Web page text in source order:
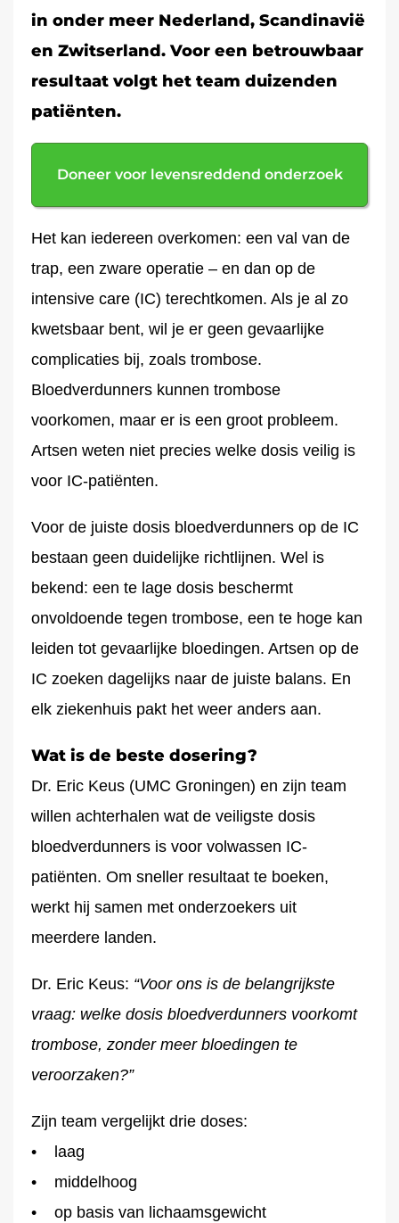
in onder meer Nederland, Scandinavië
en Zwitserland. Voor een betrouwbaar
resultaat volgt het team duizenden
patiënten.
Doneer voor levensreddend onderzoek
Het kan iedereen overkomen: een val van de
trap, een zware operatie – en dan op de
intensive care (IC) terechtkomen. Als je al zo
kwetsbaar bent, wil je er geen gevaarlijke
complicaties bij, zoals trombose.
Bloedverdunners kunnen trombose
voorkomen, maar er is een groot probleem.
Artsen weten niet precies welke dosis veilig is
voor IC-patiënten.
Voor de juiste dosis bloedverdunners op de IC
bestaan geen duidelijke richtlijnen. Wel is
bekend: een te lage dosis beschermt
onvoldoende tegen trombose, een te hoge kan
leiden tot gevaarlijke bloedingen. Artsen op de
IC zoeken dagelijks naar de juiste balans. En
elk ziekenhuis pakt het weer anders aan.
Wat is de beste dosering?
Dr. Eric Keus (UMC Groningen) en zijn team
willen achterhalen wat de veiligste dosis
bloedverdunners is voor volwassen IC-
patiënten. Om sneller resultaat te boeken,
werkt hij samen met onderzoekers uit
meerdere landen.
Dr. Eric Keus: “Voor ons is de belangrijkste
vraag: welke dosis bloedverdunners voorkomt
trombose, zonder meer bloedingen te
veroorzaken?”
Zijn team vergelijkt drie doses:
• laag
• middelhoog
• op basis van lichaamsgewicht